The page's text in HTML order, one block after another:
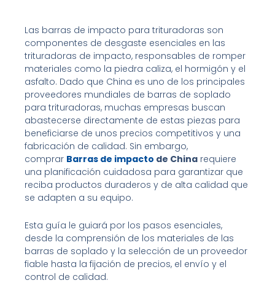
Las barras de impacto para trituradoras son
componentes de desgaste esenciales en las
trituradoras de impacto, responsables de romper
materiales como la piedra caliza, el hormigón y el
asfalto. Dado que China es uno de los principales
proveedores mundiales de barras de soplado
para trituradoras, muchas empresas buscan
abastecerse directamente de estas piezas para
beneficiarse de unos precios competitivos y una
fabricación de calidad. Sin embargo,
comprar Barras de impacto de Chinarequiere
una planificación cuidadosa para garantizar que
reciba productos duraderos y de alta calidad que
se adapten a su equipo.
Esta guía le guiará por los pasos esenciales,
desde la comprensión de los materiales de las
barras de soplado y la selección de un proveedor
fiable hasta la fijación de precios, el envío y el
control de calidad.